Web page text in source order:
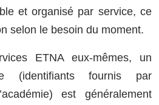
et organisé par service, ce
selon le besoin du moment.
ETNA eux-mêmes, un
(identifiants fournis par
est généralement